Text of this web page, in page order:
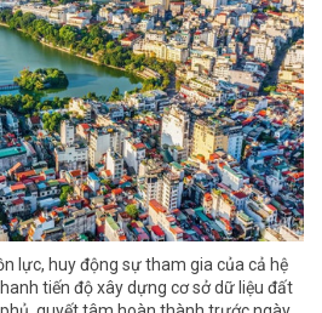
lực, huy động sự tham gia của cả hệ
tiến độ xây dựng cơ sở dữ liệu đất